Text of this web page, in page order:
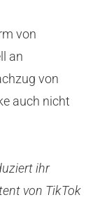
von
an
von
auch nicht
ihr
von TikTok